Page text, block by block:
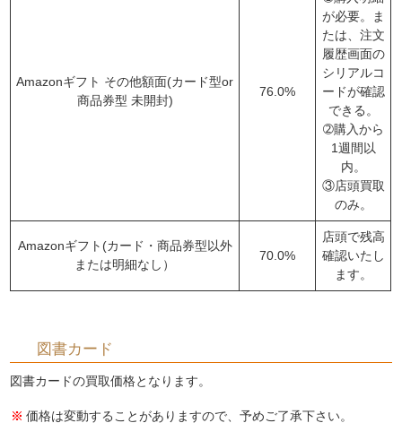
Amazonギフト その他額面(カード型or
商品券型 未開封)
76.0%
が必要。ま
たは、注文
履歴画面の
シリアルコ
ードが確認
できる。
➁購入から
1週間以
内。
③店頭買取
のみ。
Amazonギフト(カード・商品券型以外
または明細なし）
70.0%
店頭で残高
確認いたし
ます。
図書カード
図書カードの買取価格となります。
価格は変動することがありますので、予めご了承下さい。